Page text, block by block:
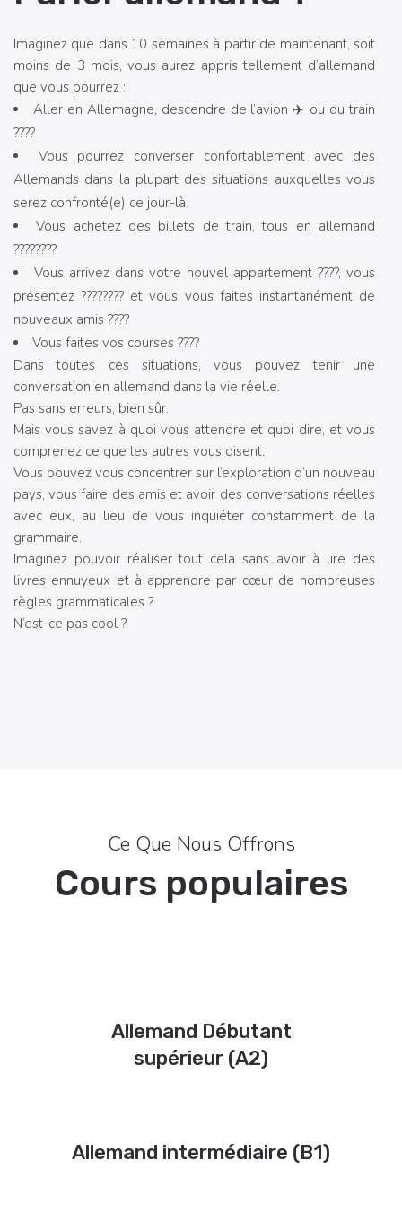
Imaginez que dans 10 semaines à partir de maintenant, soit
moins de 3 mois, vous aurez appris tellement d’allemand
que vous pourrez :
Aller en Allemagne, descendre de l’avion ✈️ ou du train
????
Vous pourrez converser confortablement avec des
Allemands dans la plupart des situations auxquelles vous
serez confronté(e) ce jour-là.
Vous achetez des billets de train, tous en allemand
????????
Vous arrivez dans votre nouvel appartement ????, vous
présentez ????????‍ et vous vous faites instantanément de
nouveaux amis ????
Vous faites vos courses ????
Dans toutes ces situations, vous pouvez tenir une
conversation en allemand dans la vie réelle.
Pas sans erreurs, bien sûr.
Mais vous savez à quoi vous attendre et quoi dire, et vous
comprenez ce que les autres vous disent.
Vous pouvez vous concentrer sur l’exploration d’un nouveau
pays, vous faire des amis et avoir des conversations réelles
avec eux, au lieu de vous inquiéter constamment de la
grammaire.
Imaginez pouvoir réaliser tout cela sans avoir à lire des
livres ennuyeux et à apprendre par cœur de nombreuses
règles grammaticales ?
N’est-ce pas cool ?
Ce Que Nous Offrons
Cours populaires
Allemand Débutant
supérieur (A2)
Allemand intermédiaire (B1)